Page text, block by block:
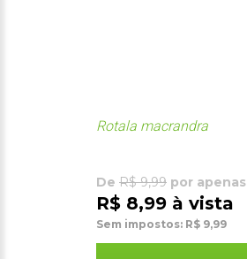
Rotala macrandra
De R$ 9,99 por apenas
R$ 8,99 à vista
Sem impostos: R$ 9,99